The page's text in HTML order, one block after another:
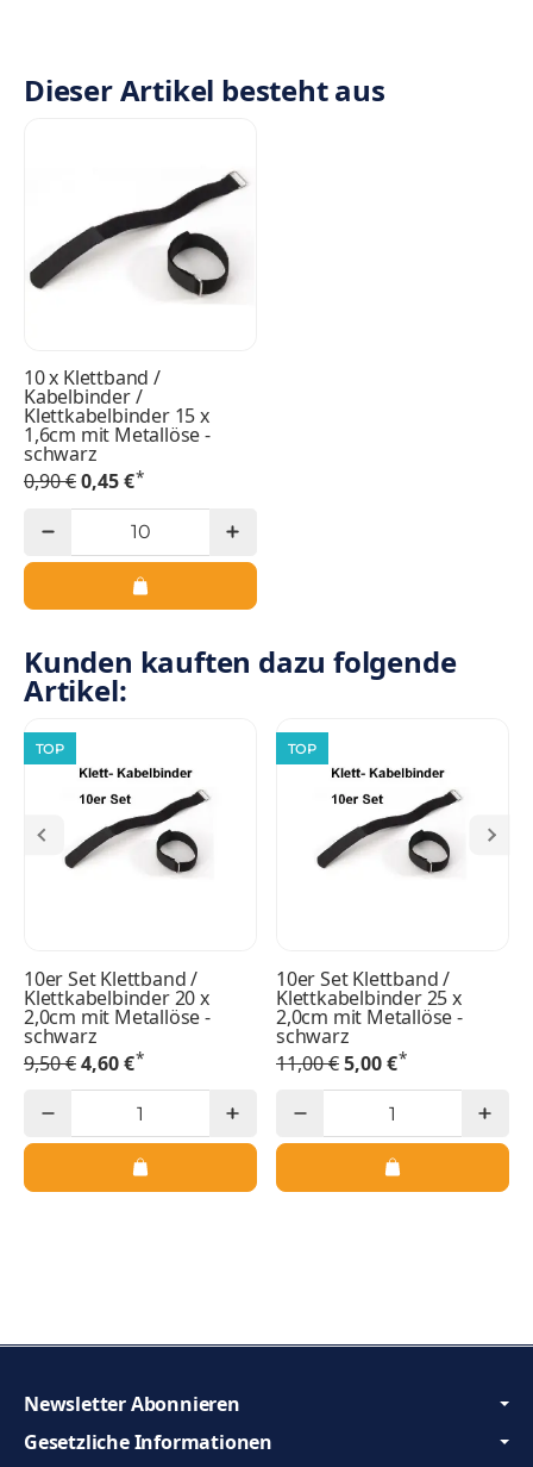
Dieser Artikel besteht aus
10x Klettband /
Kabelbinder /
Klettkabelbinder 15 x
1,6cm mit Metallöse -
schwarz
0,90 €0,45 €*
Kunden kauften dazu folgende
Artikel:
TOP
10er Set Klettband /
Klettkabelbinder 20 x
2,0cm mit Metallöse -
schwarz
9,50 €4,60 €*
TOP
10er Set Klettband /
Klettkabelbinder 25 x
2,0cm mit Metallöse -
schwarz
11,00 €5,00 €*
Gesetzliche Informationen
Newsletter Abonnieren